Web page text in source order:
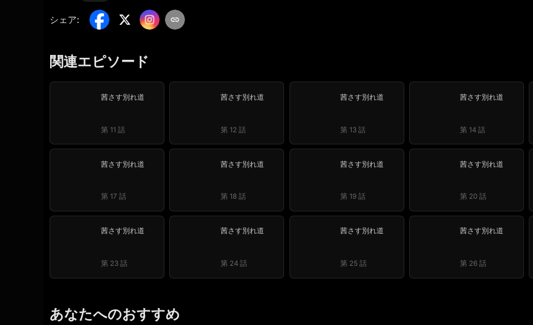
シェア:
関連エピソード
茜さす別れ道
第 11 話
茜さす別れ道
第 12 話
茜さす別れ道
第 13 話
茜さす別れ道
第 14 話
茜さす別れ道
第 17 話
茜さす別れ道
第 18 話
茜さす別れ道
第 19 話
茜さす別れ道
第 20 話
茜さす別れ道
第 23 話
茜さす別れ道
第 24 話
茜さす別れ道
第 25 話
茜さす別れ道
第 26 話
あなたへのおすすめ